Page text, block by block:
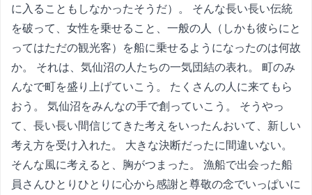
に入ることもしなかったそうだ）。 そんな長い長い伝統
を破って、女性を乗せること、一般の人（しかも彼らにと
ってはただの観光客）を船に乗せるようになったのは何故
か。 それは、気仙沼の人たちの一気団結の表れ。 町のみ
んなで町を盛り上げていこう。 たくさんの人に来てもら
おう。 気仙沼をみんなの手で創っていこう。 そうやっ
て、長い長い間信じてきた考えをいったんおいて、新しい
考え方を受け入れた。 大きな決断だったに間違いない。
そんな風に考えると、胸がつまった。 漁船で出会った船
員さんひとりひとりに心から感謝と尊敬の念でいっぱいに